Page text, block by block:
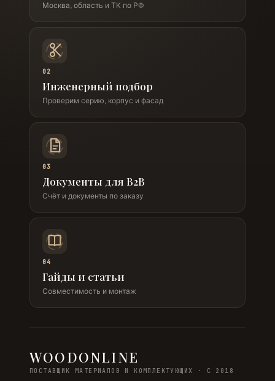
Москва, область и ТК по РФ
02
Инженерный подбор
Проверим серию, корпус и фасад
03
Документы для B2B
Счёт и документы по заказу
04
Гайды и статьи
Совместимость и монтаж
WOODONLINE
ПОСТАВЩИК МАТЕРИАЛОВ И КОМПЛЕКТУЮЩИХ · С 2018